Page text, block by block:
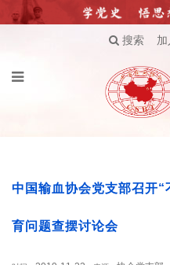
搜索
中国输血协会党支部召开
育问题查摆讨论会